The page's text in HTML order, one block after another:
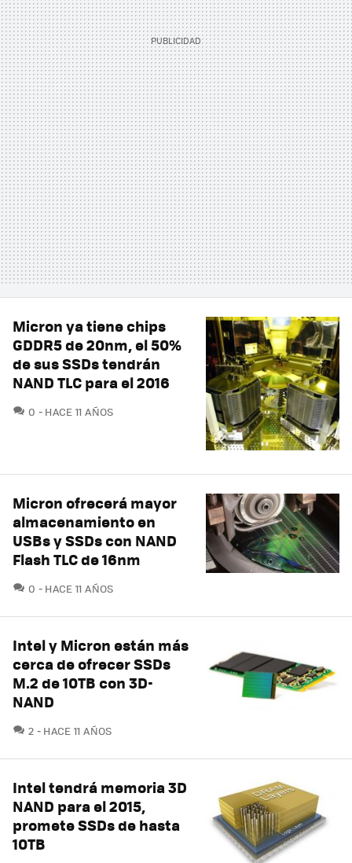
Micron ya tiene chips
GDDR5 de 20nm, el 50%
de sus SSDs tendrán
NAND TLC para el 2016
0 COMENTARIOS
HACE 11 AÑOS
Micron ofrecerá mayor
almacenamiento en
USBs y SSDs con NAND
Flash TLC de 16nm
0 COMENTARIOS
HACE 11 AÑOS
Intel y Micron están más
cerca de ofrecer SSDs
M.2 de 10TB con 3D-
NAND
2 COMENTARIOS
HACE 11 AÑOS
Intel tendrá memoria 3D
NAND para el 2015,
promete SSDs de hasta
10TB